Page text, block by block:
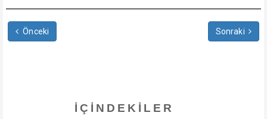
Önceki Sonraki
İÇINDEKILER